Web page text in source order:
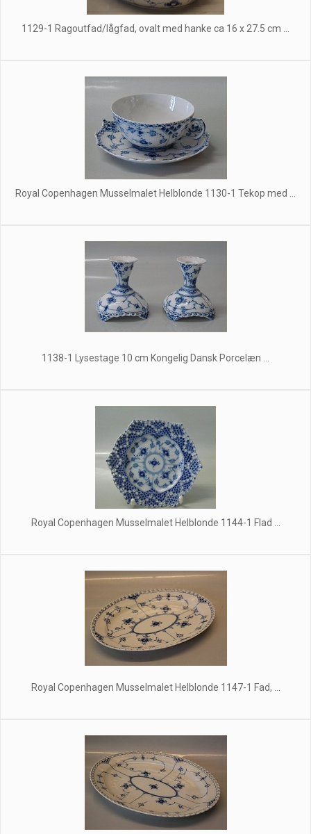
1129-1 Ragoutfad/lågfad, ovalt med hanke ca 16 x 27.5 cm ...
Royal Copenhagen Musselmalet Helblonde 1130-1 Tekop med ...
1138-1 Lysestage 10 cm Kongelig Dansk Porcelæn ...
Royal Copenhagen Musselmalet Helblonde 1144-1 Flad ...
Royal Copenhagen Musselmalet Helblonde 1147-1 Fad, ...